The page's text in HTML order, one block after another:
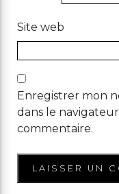
Site web
Enregistrer mon
dans le
commentaire.